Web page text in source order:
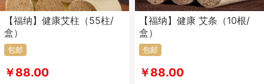
【福纳】健康艾柱（55柱/
盒）
包邮
￥88.00
【福纳】健康 艾条（10根/
盒）
包邮
￥88.00